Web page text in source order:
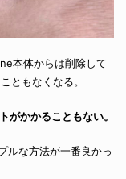
本体からは削除して
ともなくなる。
がかかることもない。
ルな方法が一番良かっ